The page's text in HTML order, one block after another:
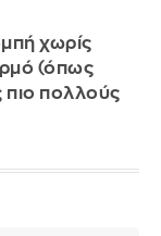
χωρίς
(όπως
πιο πολλούς